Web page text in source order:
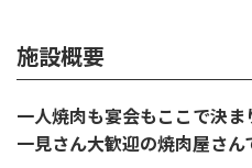
施設概要
一人焼肉も宴会もここで決
一見さん大歓迎の焼肉屋さん